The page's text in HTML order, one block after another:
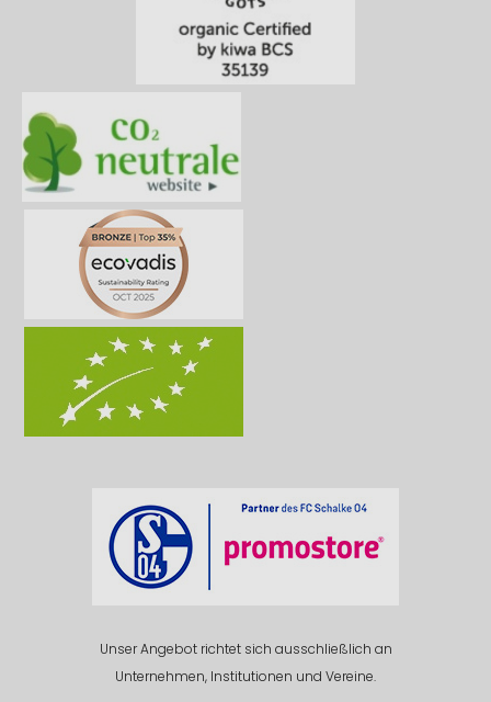
Unser Angebot richtet sich ausschließlich an
Unternehmen, Institutionen und Vereine.